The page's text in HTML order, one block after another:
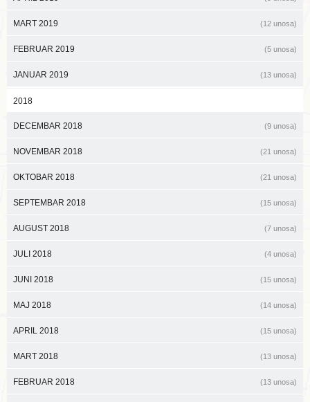
MART 2019 (12 unosa)
FEBRUAR 2019 (5 unosa)
JANUAR 2019 (13 unosa)
2018
DECEMBAR 2018 (9 unosa)
NOVEMBAR 2018 (21 unosa)
OKTOBAR 2018 (21 unosa)
SEPTEMBAR 2018 (15 unosa)
AUGUST 2018 (7 unosa)
JULI 2018 (4 unosa)
JUNI 2018 (15 unosa)
MAJ 2018 (14 unosa)
APRIL 2018 (15 unosa)
MART 2018 (13 unosa)
FEBRUAR 2018 (13 unosa)